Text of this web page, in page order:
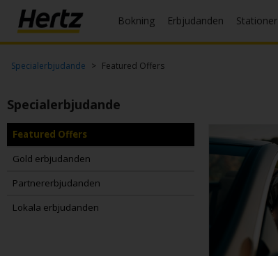
Bokning Erbjudanden Stationer
Påbörja
Ändra
eller
avboka
Begär
kvitto
SV/SE
Specialerbjudande Featured Offers
Specialerbjudande
Featured Offers
Gold erbjudanden
Partnererbjudanden
Lokala erbjudanden